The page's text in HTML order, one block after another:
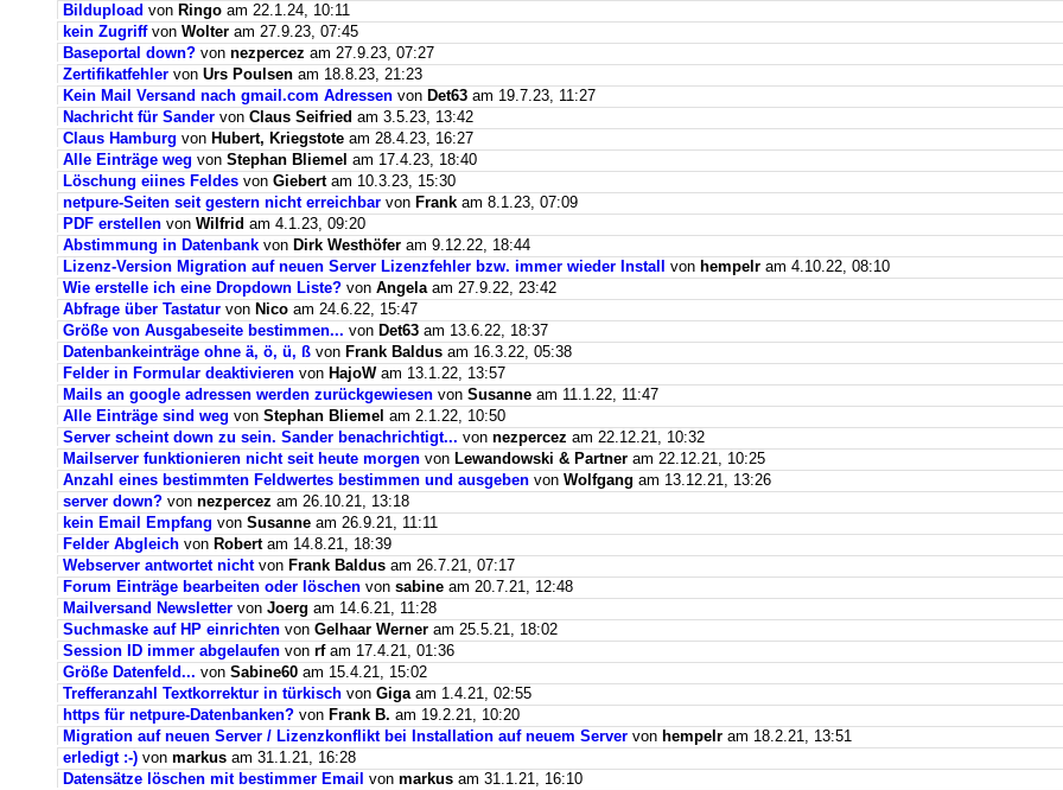
Bildupload von Ringo am 22.1.24, 10:11
kein Zugriffvon Wolter am 27.9.23, 07:45
Baseportal down? von nezpercez am 27.9.23, 07:27
Zertifikatfehler von Urs Poulsen am 18.8.23, 21:23
Kein Mail Versand nach gmail.com Adressen von Det63 am 19.7.23, 11:27
Nachricht für Sander von Claus Seifried am 3.5.23, 13:42
Claus Hamburg von Hubert, Kriegstote am 28.4.23, 16:27
Alle Einträge weg von Stephan Bliemel am 17.4.23, 18:40
Löschung eiines Feldes von Giebertam 10.3.23, 15:30
netpure-Seiten seit gestern nicht erreichbar von Frank am 8.1.23, 07:09
PDF erstellen von Wilfrid am 4.1.23, 09:20
Abstimmung in Datenbank von Dirk Westhöfer am 9.12.22, 18:44
Lizenz-Version Migration auf neuen Server Lizenzfehler bzw. immer wieder Install
von hempelr am 4.10.22, 08:10
Wie erstelle ich eine Dropdown Liste? von Angela am 27.9.22, 23:42
Abfrage über Tastatur von Nico am 24.6.22, 15:47
Größe von Ausgabeseite bestimmen... von Det63 am 13.6.22, 18:37
Datenbankeinträge ohne ä, ö, ü, ß von Frank Baldus am 16.3.22, 05:38
Felder in Formular deaktivieren von HajoWam 13.1.22, 13:57
Mails an google adressen werden zurückgewiesen von Susanne am 11.1.22, 11:47
Alle Einträge sind weg von Stephan Bliemel am 2.1.22, 10:50
Server scheint down zu sein. Sander benachrichtigt... von nezpercez am 22.12.21, 10:32
Mailserver funktionieren nicht seit heute morgen von Lewandowski & Partner am 22.12.21, 10:25
Anzahl eines bestimmten Feldwertes bestimmen und ausgeben von Wolfgang am 13.12.21, 13:26
server down? von nezpercez am 26.10.21, 13:18
kein Email Empfang von Susanne am 26.9.21, 11:11
Felder Abgleich von Robertam 14.8.21, 18:39
Webserver antwortet nichtvon Frank Baldus am 26.7.21, 07:17
Forum Einträge bearbeiten oder löschen von sabine am 20.7.21, 12:48
Mailversand Newsletter von Joerg am 14.6.21, 11:28
Suchmaske auf HP einrichten von Gelhaar Werner am 25.5.21, 18:02
Session ID immer abgelaufen von rfam 17.4.21, 01:36
Größe Datenfeld... von Sabine60 am 15.4.21, 15:02
Trefferanzahl Textkorrektur in türkisch von Gigaam 1.4.21, 02:55
https für netpure-Datenbanken? von Frank B. am 19.2.21, 10:20
Migration auf neuen Server / Lizenzkonflikt bei Installation auf neuem Server von hempelr am 18.2.21, 13:51
erledigt :-) von markus am 31.1.21, 16:28
Datensätze löschen mit bestimmer Email von markus am 31.1.21, 16:10